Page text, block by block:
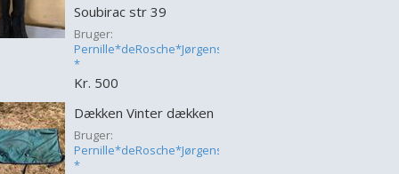
Soubirac str 39
Bruger:
Pernille*deRosche*Jørgensen
*
Kr. 500
Dækken Vinter dækken
Bruger:
Pernille*deRosche*Jørgensen
*